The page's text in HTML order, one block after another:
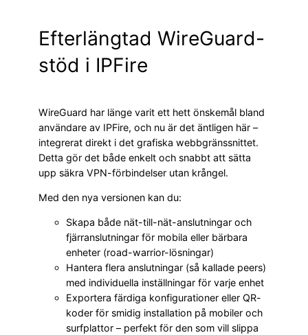
Efterlängtad WireGuard-
stöd i IPFire
WireGuard har länge varit ett hett önskemål bland
användare av IPFire, och nu är det äntligen här –
integrerat direkt i det grafiska webbgränssnittet.
Detta gör det både enkelt och snabbt att sätta
upp säkra VPN-förbindelser utan krångel.
Med den nya versionen kan du:
Skapa både nät-till-nät-anslutningar och
fjärranslutningar för mobila eller bärbara
enheter (road-warrior-lösningar)
Hantera flera anslutningar (så kallade peers)
med individuella inställningar för varje enhet
Exportera färdiga konfigurationer eller QR-
koder för smidig installation på mobiler och
surfplattor – perfekt för den som vill slippa